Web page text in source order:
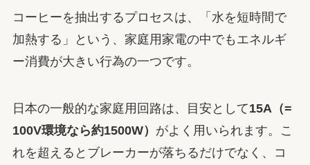
コーヒーを抽出するプロセスは、「水を短時間で
加熱する」という、家庭用家電の中でもエネルギ
ー消費が大きい行為の一つです。
日本の一般的な家庭用回路は、目安として15A（=
100V環境なら約1500W） がよく用いられます。こ
れを超えるとブレーカーが落ちるだけでなく、コ